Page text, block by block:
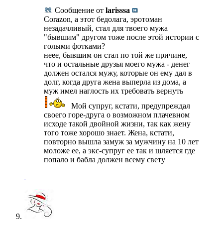
Сообщение от larisssa
Corazon, а этот бедолага, эротоман
незадачливый, стал для твоего мужа
"бывшим" другом тоже после этой истории с
голыми фотками?
неее, бывшим он стал по той же причине,
что и остальные друзья моего мужа - денег
должен остался мужу, которые он ему дал в
долг, когда друга жена выперла из дома, а
муж имел наглость их требовать вернуть
Мой супруг, кстати, предупреждал
своего горе-друга о возможном плачевном
исходе такой двойной жизни, так как жену
того тоже хорошо знает. Жена, кстати,
повторно вышла замуж за мужчину на 10 лет
моложе ее, а экс-супруг ее так и шляется где
попало и бабла должен всему свету